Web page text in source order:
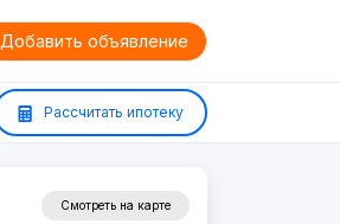
Добавить объявление
Рассчитать ипотеку
Смотреть на карте